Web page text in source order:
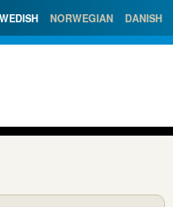
NORWEGIAN DANISH